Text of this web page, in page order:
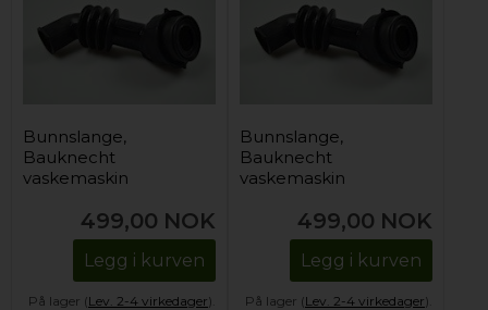
Bunnslange,
Bauknecht
vaskemaskin
499,00 NOK
Legg i kurven
På lager (Lev. 2-4 virkedager).
Bunnslange,
Bauknecht
vaskemaskin
499,00 NOK
Legg i kurven
På lager (Lev. 2-4 virkedager).